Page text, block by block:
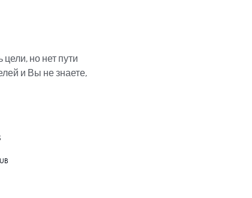
цели, но нет пути
и Вы не знаете,